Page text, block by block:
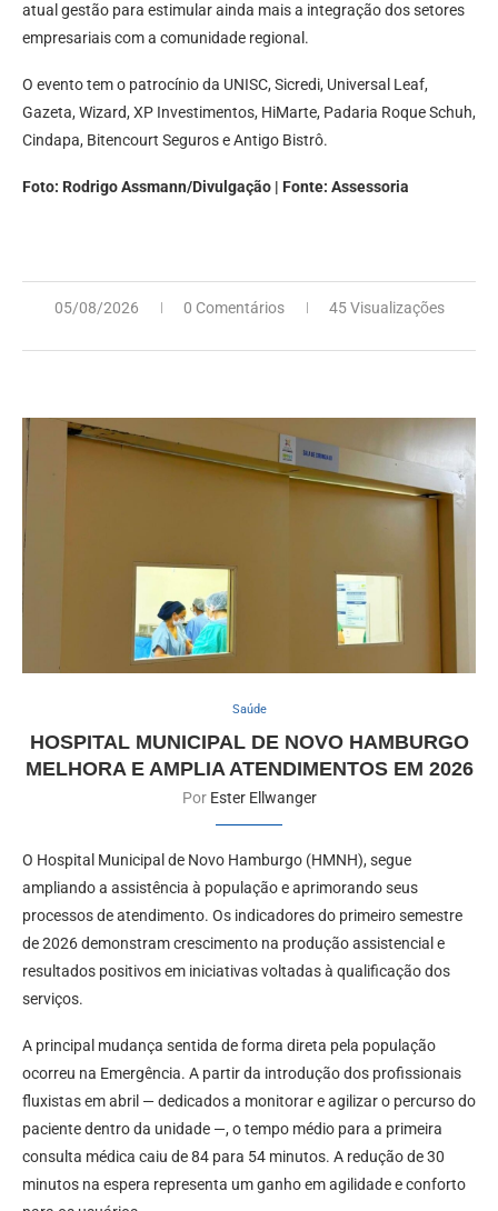
atual gestão para estimular ainda mais a integração dos setores
empresariais com a comunidade regional.
O evento tem o patrocínio da UNISC, Sicredi, Universal Leaf,
Gazeta, Wizard, XP Investimentos, HiMarte, Padaria Roque Schuh,
Cindapa, Bitencourt Seguros e Antigo Bistrô.
Foto: Rodrigo Assmann/Divulgação | Fonte: Assessoria
05/08/2026 0 Comentários 45 Visualizações
Saúde
HOSPITAL MUNICIPAL DE NOVO HAMBURGO
MELHORA E AMPLIA ATENDIMENTOS EM 2026
Por Ester Ellwanger
O Hospital Municipal de Novo Hamburgo (HMNH), segue
ampliando a assistência à população e aprimorando seus
processos de atendimento. Os indicadores do primeiro semestre
de 2026 demonstram crescimento na produção assistencial e
resultados positivos em iniciativas voltadas à qualificação dos
serviços.
A principal mudança sentida de forma direta pela população
ocorreu na Emergência. A partir da introdução dos profissionais
fluxistas em abril — dedicados a monitorar e agilizar o percurso do
paciente dentro da unidade —, o tempo médio para a primeira
consulta médica caiu de 84 para 54 minutos. A redução de 30
minutos na espera representa um ganho em agilidade e conforto